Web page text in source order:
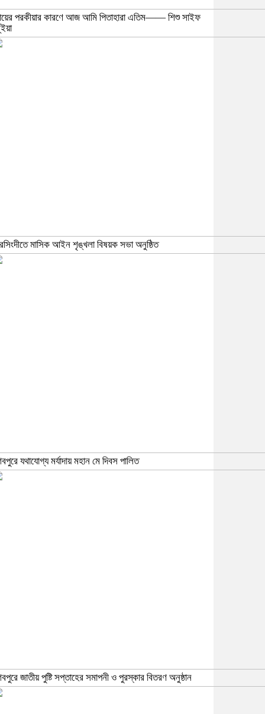
পরকীয়ার কারণে আজ আমি পিতাহারা এতিম—— শিশু সাইফ
মাসিক আইন শৃঙ্খলা বিষয়ক সভা অনুষ্ঠিত
যথাযোগ্য মর্যাদায় মহান মে দিবস পালিত
জাতীয় পুষ্টি সপ্তাহের সমাপনী ও পুরস্কার বিতরণ অনুষ্ঠান